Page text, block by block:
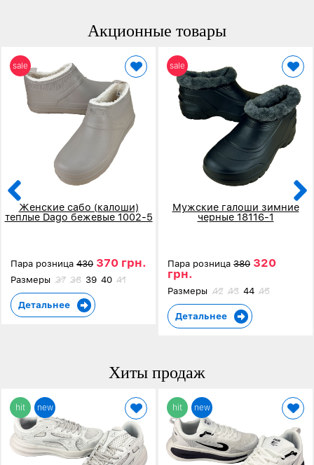
Акционные товары
Женские сабо (калоши)
теплые Dago бежевые 1002-5
Пара розница 430 370 грн.
Размеры 37 38 39 40 41
Детальнее
sale
Мужские галоши зимние
черные 18116-1
Пара розница 380 320
грн.
Размеры 42 43 44 45
Детальнее
sale
Хиты продаж
hit new hit new